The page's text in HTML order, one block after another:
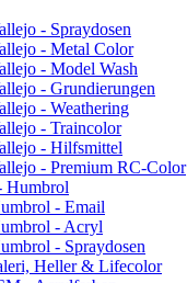
- Spraydosen
- Metal Color
- Model Wash
- Grundierungen
- Weathering
- Traincolor
- Hilfsmittel
- Premium RC-Color
Humbrol
- Email
- Acryl
- Spraydosen
Heller & Lifecolor